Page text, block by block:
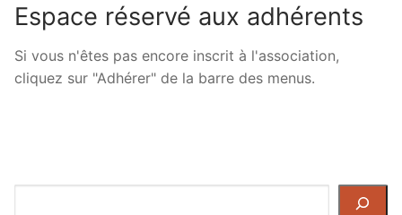
Espace réservé aux adhérents
Si vous n'êtes pas encore inscrit à l'association,
cliquez sur "Adhérer" de la barre des menus.